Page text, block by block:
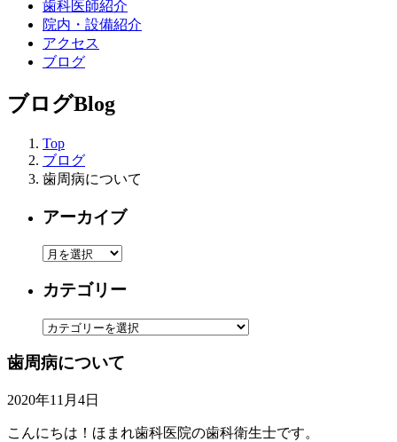
歯科医師紹介
院内・設備紹介
アクセス
ブログ
ブログBlog
Top
ブログ
歯周病について
アーカイブ
ア
カ
ブ
カテゴリー
カ
ゴ
ー
歯周病について
2020年11月4日
こんにちは！ほまれ歯科医院の歯科衛生士です。